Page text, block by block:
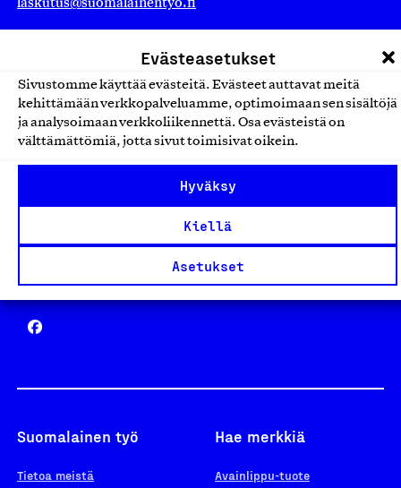
Evästeasetukset
Sivustomme käyttää evästeitä. Evästeet auttavat meitä
kehittämään verkkopalveluamme, optimoimaan sen sisältöjä
ja analysoimaan verkkoliikennettä. Osa evästeistä on
välttämättömiä, jotta sivut toimisivat oikein.
Hyväksy
Kiellä
Asetukset
Avainlippu
Yhteiskunnallinen Yritys -merkki
Suomalainen työ
Tietoa meistä
Hae merkkiä
Avainlippu-tuote